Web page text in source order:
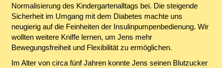
Normalisierung des Kindergartenalltags bei. Die steigende
Sicherheit im Umgang mit dem Diabetes machte uns
neugierig auf die Feinheiten der Insulinpumpenbedienung. Wir
wollten weitere Kniffe lernen, um Jens mehr
Bewegungsfreiheit und Flexibilität zu ermöglichen.
Im Alter von circa fünf Jahren konnte Jens seinen Blutzucker